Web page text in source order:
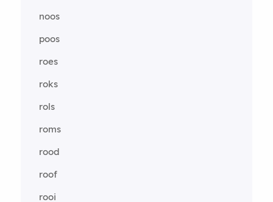
noos
poos
roes
roks
rols
roms
rood
roof
rooi